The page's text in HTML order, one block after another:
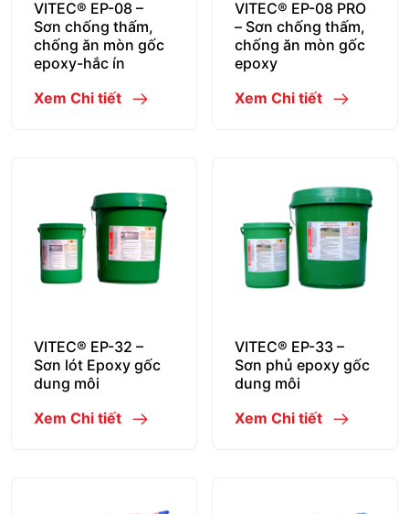
VITEC® EP-08 –
Sơn chống thấm,
chống ăn mòn gốc
epoxy-hắc ín
Xem Chi tiết
VITEC® EP-08 PRO
– Sơn chống thấm,
chống ăn mòn gốc
epoxy
Xem Chi tiết
VITEC® EP-32 –
Sơn lót Epoxy gốc
dung môi
Xem Chi tiết
VITEC® EP-33 –
Sơn phủ epoxy gốc
dung môi
Xem Chi tiết